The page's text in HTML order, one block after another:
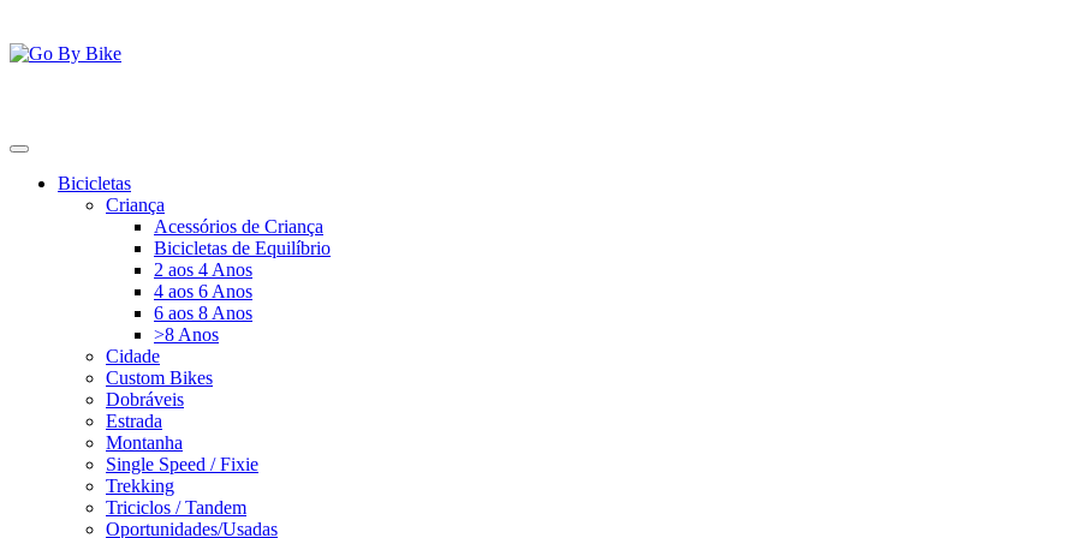
para
o
Bicicletas
Criança
Acessórios de Criança
Bicicletas de Equilíbrio
2 aos 4 Anos
4 aos 6 Anos
6 aos 8 Anos
>8 Anos
Cidade
Custom Bikes
Dobráveis
Estrada
Montanha
Single Speed / Fixie
Trekking
Triciclos / Tandem
Oportunidades/Usadas